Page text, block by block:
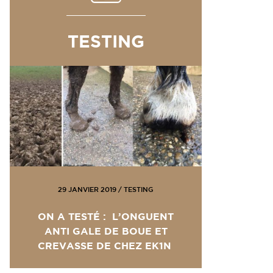
TESTING
29 JANVIER 2019 / TESTING
ON A TESTÉ : L’ONGUENT
ANTI GALE DE BOUE ET
CREVASSE DE CHEZ EK1N